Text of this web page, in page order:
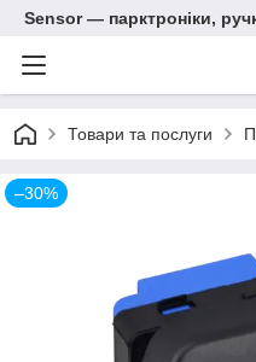
Sensor — парктроніки,
Товари та послуги
–30%